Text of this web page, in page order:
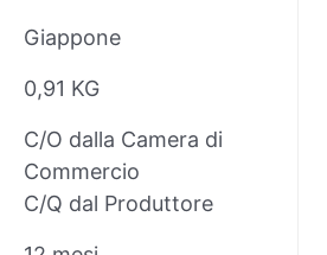
Giappone
0,91 KG
C/O dalla Camera di
Commercio
C/Q dal Produttore